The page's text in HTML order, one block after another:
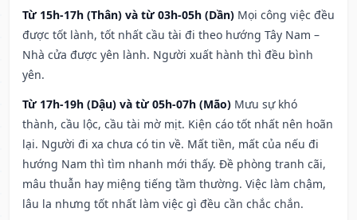
Từ 15h-17h (Thân) và từ 03h-05h (Dần) Mọi công việc đều
được tốt lành, tốt nhất cầu tài đi theo hướng Tây Nam –
Nhà cửa được yên lành. Người xuất hành thì đều bình
yên.
Từ 17h-19h (Dậu) và từ 05h-07h (Mão) Mưu sự khó
thành, cầu lộc, cầu tài mờ mịt. Kiện cáo tốt nhất nên hoãn
lại. Người đi xa chưa có tin về. Mất tiền, mất của nếu đi
hướng Nam thì tìm nhanh mới thấy. Đề phòng tranh cãi,
mâu thuẫn hay miệng tiếng tầm thường. Việc làm chậm,
lâu la nhưng tốt nhất làm việc gì đều cần chắc chắn.